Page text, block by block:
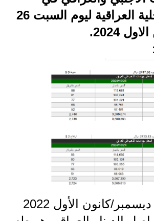
الاخبار الاقتصادية
اخبار وقرارات وزارة التربية
نتائج الامتحانات
المرحلة الابتدائية
المرحلة المتوسطة
المرحلة الاعدادية
اسئلة وزارية
الأسواق المحلية العراقية ليوم السبت 26
2024.
ومنذ منتصف ديسمبر/كانون الأول 2022